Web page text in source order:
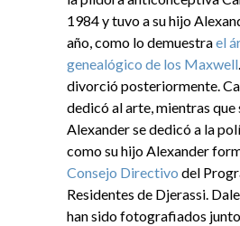
1984 y tuvo a su hijo
año, como lo demuestrael
genealógico de los Maxwell
divorció posteriormente.
dedicó al arte, mientras que
Alexander se dedicó a la
como su hijo Alexander
Consejo Directivo del
Residentes de Djerassi.
han sido fotografiados